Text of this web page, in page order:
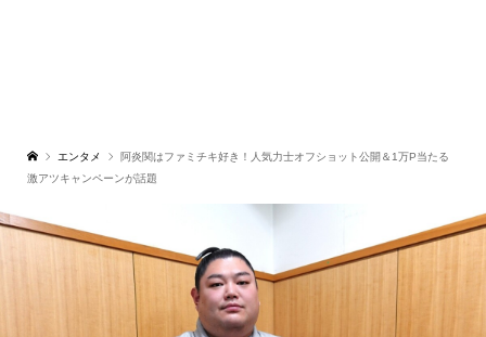
エンタメ
阿炎関はファミチキ好き！人気力士オフショット公開＆1万P当たる
激アツキャンペーンが話題